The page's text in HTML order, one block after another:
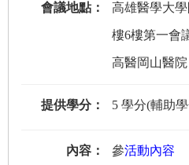
會議地點： 高雄醫學大
樓6樓第一會
高醫岡山醫院
提供學分： 5 學分(輔助
內容： 參活動內容